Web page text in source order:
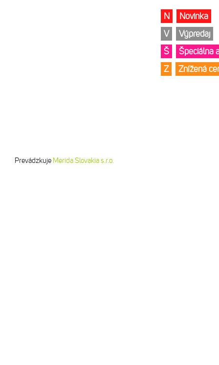
N
Novinka
V
Výpredaj
Š
Špeciálna
Z
Znížená
Prevádzkuje Merida Slovakia s.r.o.